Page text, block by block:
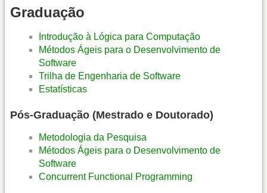
Graduação
Introdução à Lógica para Computação
Métodos Ágeis para o Desenvolvimento de
Software
Trilha de Engenharia de Software
Estatísticas
Pós-Graduação (Mestrado e Doutorado)
Metodologia da Pesquisa
Métodos Ágeis para o Desenvolvimento de
Software
Concurrent Functional Programming